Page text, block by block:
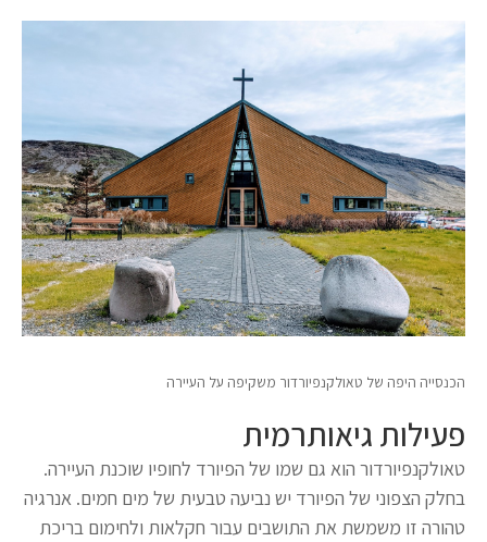
הכנסייה היפה של טאולקנפיורדור משקיפה על העיירה
פעילות גיאותרמית
טאולקנפיורדור הוא גם שמו של הפיורד לחופיו שוכנת העיירה.
בחלק הצפוני של הפיורד יש נביעה טבעית של מים חמים. אנרגיה
טהורה זו משמשת את התושבים עבור חקלאות ולחימום בריכת